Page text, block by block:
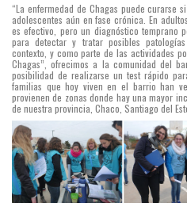
“La enfermedad de Chagas puede curarse
adolescentes aún en fase crónica. En
es efectivo, pero un diagnóstico temprano
para detectar y tratar posibles
contexto, y como parte de las actividades
Chagas”, ofrecimos a la comunidad del
posibilidad de realizarse un test rápido
familias que hoy viven en el barrio han
provienen de zonas donde hay una mayor
de nuestra provincia, Chaco, Santiago del